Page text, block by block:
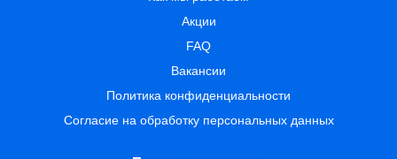
Акции
FAQ
Вакансии
Политика конфиденциальности
Согласие на обработку персональных данных